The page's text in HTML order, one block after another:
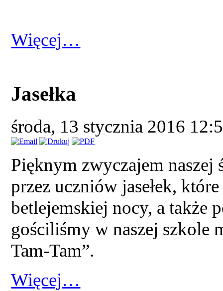
Więcej…
Jasełka
środa, 13 stycznia 2016
Pięknym zwyczajem
przez uczniów jasełek,
betlejemskiej nocy, a także
gościliśmy w naszej szkole
Tam-Tam”.
Więcej…